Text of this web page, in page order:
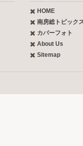
HOME
南房総トピック
カバーフォト
About Us
Sitemap